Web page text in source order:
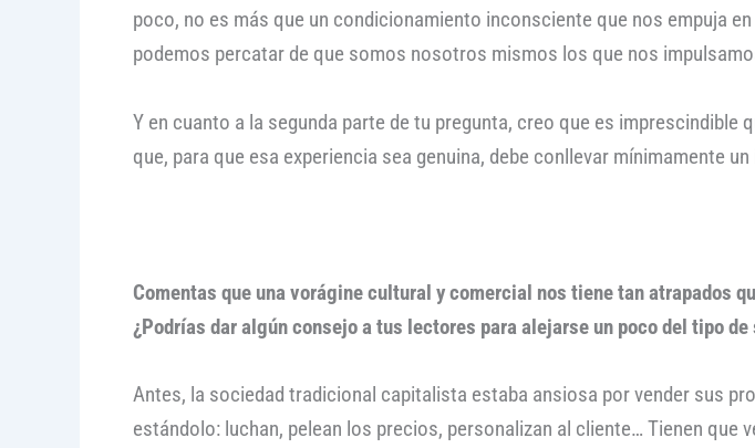
poco, no es más que un condicionamiento inconsciente que nos empuja
podemos percatar de que somos nosotros mismos los que nos
Y en cuanto a la segunda parte de tu pregunta, creo que es
que, para que esa experiencia sea genuina, debe conllevar mínimamente
Comentas que una vorágine cultural y comercial nos tiene tan atrapados
¿Podrías dar algún consejo a tus lectores para alejarse un poco del tipo
Antes, la sociedad tradicional capitalista estaba ansiosa por vender sus
estándolo: luchan, pelean los precios, personalizan al cliente… Tienen que